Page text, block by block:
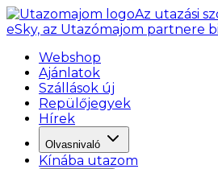
Az utazási
eSky, az Utazómajom partnere
Webshop
Ajánlatok
Szállások új
Repülőjegyek
Hírek
Olvasnivaló
Kínába utazom